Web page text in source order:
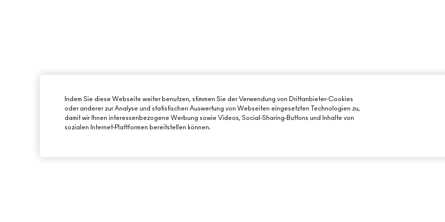
Indem Sie diese Webseite weiter benutzen, stimmen Sie der Verwendung von Drittanbieter-Cookies
oder anderer zur Analyse und statistischen Auswertung von Webseiten eingesetzten Technologien zu,
damit wir Ihnen interessenbezogene Werbung sowie Videos, Social-Sharing-Buttons und Inhalte von
sozialen Internet-Plattformen bereitstellen können.